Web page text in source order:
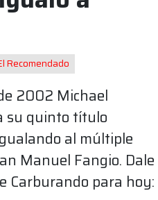
Recomendado
2002 Michael
su quinto título
al múltiple
Manuel Fangio. Dale
Carburando para hoy: